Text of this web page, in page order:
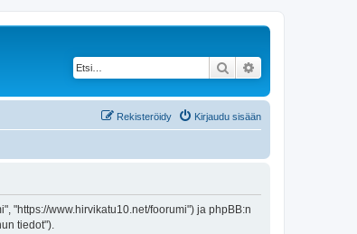
Etsi
Kirjaudu sisään
Rekisteröidy
"https://www.hirvikatu10.net/foorumi") ja phpBB:n
tiedot").